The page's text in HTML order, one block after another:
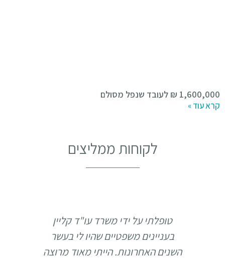
1,600,000 ₪ לעובד שנפל מסולם
קרא עוד »
לקוחות ממליצים
טופלתי על ידי משרד עו"ד קליין
בעניינים משפטיים שהיו לי בעשר
השנים האחרונות. הייתי מאוד מרוצה